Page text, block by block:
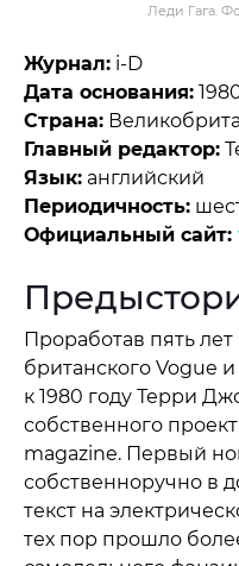
Леди Гага.
Журнал: i-D
Дата основания:
Страна:
Главный редактор:
Язык: английский
Периодичность:
Официальный сайт:
Проработав пять
британского Vogue
к 1980 году Терри
собственного
magazine. Первый номер
собственноручно в
текст на электрической печатной
тех пор прошло